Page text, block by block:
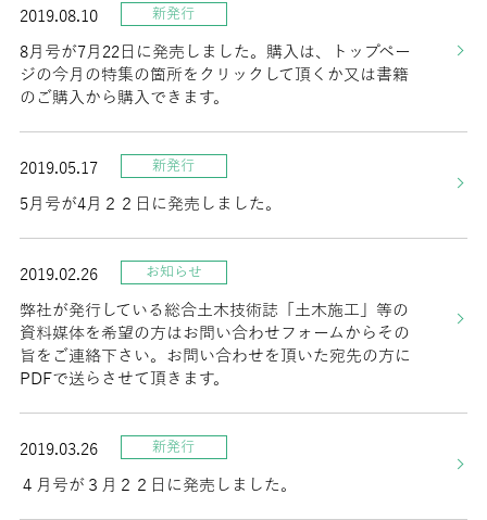
2019.08.10 新発行
8月号が7月22日に発売しました。購入は、トップペー
ジの今月の特集の箇所をクリックして頂くか又は書籍
のご購入から購入できます。
2019.05.17 新発行
5月号が4月２２日に発売しました。
2019.02.26 お知らせ
弊社が発行している総合土木技術誌「土木施工」等の
資料媒体を希望の方はお問い合わせフォームからその
旨をご連絡下さい。お問い合わせを頂いた宛先の方に
PDFで送らさせて頂きます。
2019.03.26 新発行
４月号が３月２２日に発売しました。